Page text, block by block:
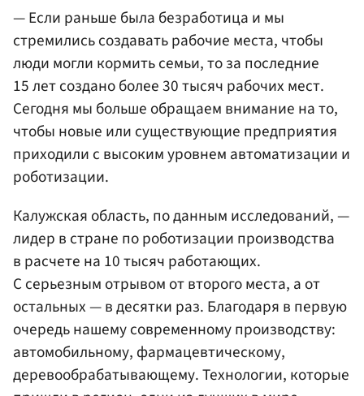
— Если раньше была безработица и мы
стремились создавать рабочие места, чтобы
люди могли кормить семьи, то за последние
15 лет создано более 30 тысяч рабочих мест.
Сегодня мы больше обращаем внимание на то,
чтобы новые или существующие предприятия
приходили с высоким уровнем автоматизации и
роботизации.
Калужская область, по данным исследований, —
лидер в стране по роботизации производства
в расчете на 10 тысяч работающих.
С серьезным отрывом от второго места, а от
остальных — в десятки раз. Благодаря в первую
очередь нашему современному производству:
автомобильному, фармацевтическому,
деревообрабатывающему. Технологии, которые